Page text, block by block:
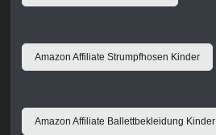
Amazon Affiliate Strumpfhosen Kinder
Amazon Affiliate Ballettbekleidung Kinder